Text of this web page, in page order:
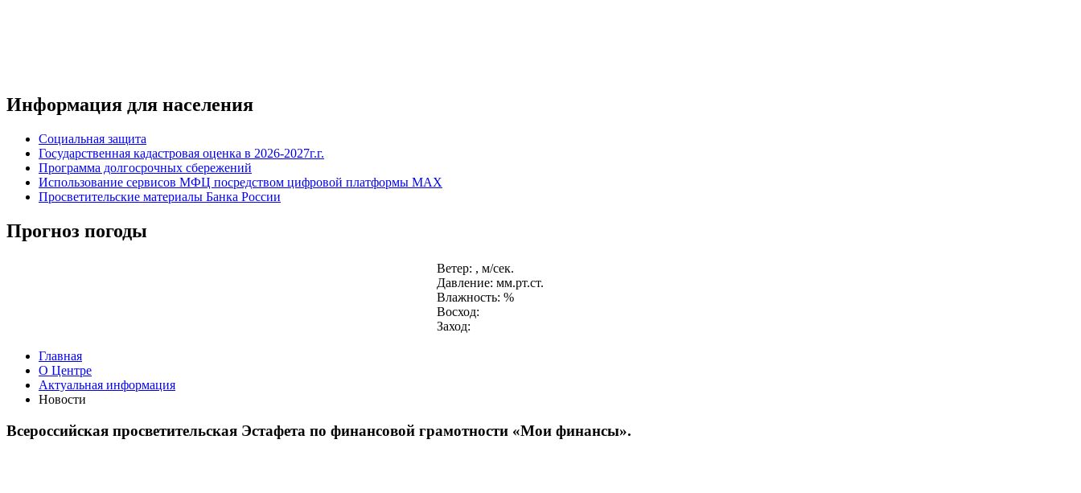
Информация для населения
Социальная защита
Государственная кадастровая оценка в 2026-2027г.г.
Программа долгосрочных сбережений
Использование сервисов МФЦ посредством цифровой платформы MAX
Просветительские материалы Банка России
Прогноз погоды
Ветер: , м/сек.
Давление: мм.рт.ст.
Влажность: %
Восход:
Заход:
Главная
О Центре
Актуальная информация
Новости
Всероссийская просветительская Эстафета по финансовой грамотности «Мои финансы».